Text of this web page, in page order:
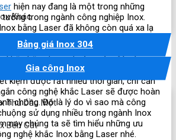
Khác
Bảng giá Inox 304
Gia công Inox
Thủ Dầu Một
Bến Cát
hiện nay đang là một trong những
trong ngành công nghiệp Inox.
bằng Laser đã không còn quá xa lạ
công Inox
hiện nay. Để có được những
sắc nét đạt được độ chính xác hoàn
khắc bằng Laser hoàn toàn đáp ứng
khi lựa chọn khắc Inox bằng Laser sẽ
kiệm được rất nhiều thời gian, chỉ cần
công nghệ khắc Laser sẽ được hoàn
chóng. Đó là lý do vì sao mà công
sử dụng nhiều trong ngành Inox
nay chúng ta sẽ tìm hiểu những ưu
nghệ khắc Inox bằng Laser nhé.